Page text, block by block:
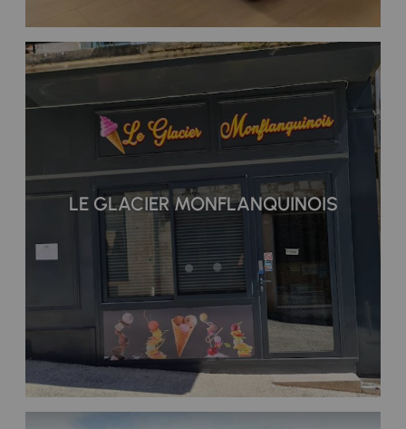
LE GLACIER MONFLANQUINOIS